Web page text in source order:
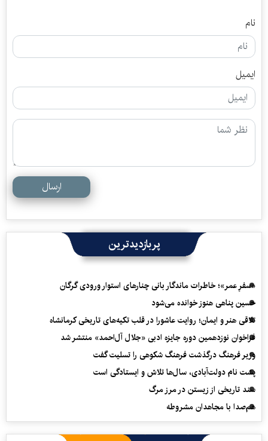
نام
ایمیل
ارسال
پربازدیدترین
«سفرِ عمر»؛ خاطرات ماندگار بانی چنارهای استوار ورودی گرگان
حسین پناهی هنوز خوانده می‌شود
تلاقی هنر و ایمان؛ روایت عاشورا در قلب تکیه‌های تاریخی کرمانشاه
فراخوان نوزدهمین دوره جایزه ادبی «جلال آل‌احمد» منتشر شد
وزیر فرهنگ درگذشت فرهنگ شکوهی را تسلیت گفت
پشت نام دولت‌آبادی، سال‌ها تلاش و ایستادگی است
سند تاریخی از زیستن در مرز مرگ
هم‌صدا با مجاهدان مشروطه